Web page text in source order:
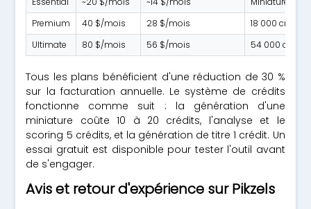
Premium
40 $/mois 28 $/mois
18 000
Ultimate
80 $/mois 56 $/mois 54 000
Tous les plans bénéficient d'une réduction de 30 %
sur la facturation annuelle. Le système de crédits
fonctionne comme suit : la génération d'une
miniature coûte 10 à 20 crédits, l'analyse et le
scoring 5 crédits, et la génération de titre 1 crédit. Un
essai gratuit est disponible pour tester l'outil avant
de s'engager.
Avis et retour d'expérience sur Pikzels